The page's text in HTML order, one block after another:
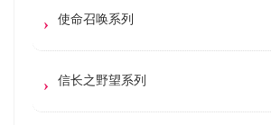
使命召唤系列
信长之野望系列